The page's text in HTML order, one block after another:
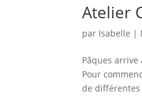
Atelier
par Isabelle |
Pâques
Pour
de différentes